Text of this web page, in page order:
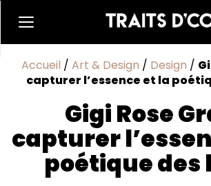
Accueil / Art & Design / Design /
capturer l’essence et la
Gigi Rose
capturer
poétique des